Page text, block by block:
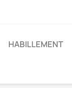
HABILLEMENT